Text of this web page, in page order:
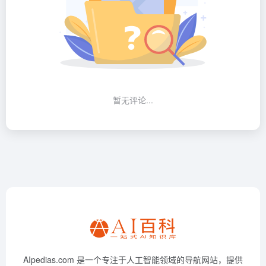
暂无评论...
AIpedias.com 是一个专注于人工智能领域的导航网站，提供